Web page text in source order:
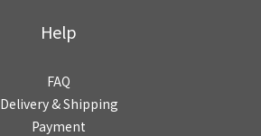
Help
FAQ
Delivery & Shipping
Payment